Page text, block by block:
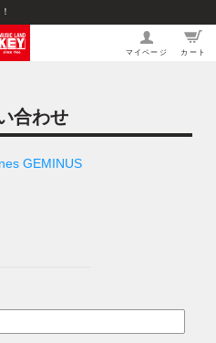
マイページ カート
合わせ
GEMINUS